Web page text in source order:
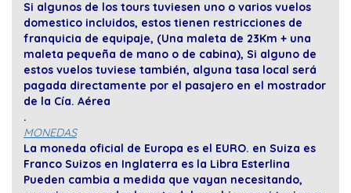
Si algunos de los tours tuviesen uno o varios vuelos
domestico incluidos, estos tienen restricciones de
franquicia de equipaje, (Una maleta de 23Km + una
maleta pequeña de mano o de cabina), Si alguno de
estos vuelos tuviese también, alguna tasa local será
pagada directamente por el pasajero en el mostrador
de la Cía. Aérea
.
MONEDAS
La moneda oficial de Europa es el EURO. en Suiza es
Franco Suizos en Inglaterra es la Libra Esterlina
Pueden cambia a medida que vayan necesitando,